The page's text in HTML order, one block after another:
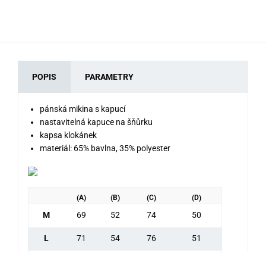
POPIS PARAMETRY
pánská mikina s kapucí
nastavitelná kapuce na šňůrku
kapsa klokánek
materiál: 65% bavlna, 35% polyester
(A) (B) (C) (D)
M 69 52 74 50
L 71 54 76 51